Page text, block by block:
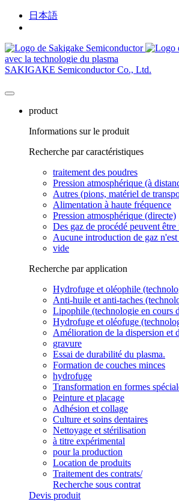
日本語
avec la technologie du plasma
SAKIGAKE Semiconductor Co., Ltd.
product
Informations sur le produit
Recherche par caractéristiques
traitement des poudres
Pression atmosphérique (à
Autres (pions, matériel de
Alimentation à haute fréquence
Pression atmosphérique (directe)
Des gaz de procédé peuvent
Aucune introduction de gaz n'est
vide
Recherche par application
Hydrofuge et oléophile
Anti-huile et anti-taches
Lipophile (technologie en cours
Hydrofuge et oléofuge
Amélioration de la dispersion et
gravure
Essai de durabilité du plasma.
Formation de couches minces
hydrofuge
Transformation en formes
Peinture et placage
Adhésion et collage
Culture et soins dentaires
Nettoyage et stérilisation
à titre expérimental
pour la production
Location de produits
Traitement des contrats/
Recherche sous contrat
Devis produit